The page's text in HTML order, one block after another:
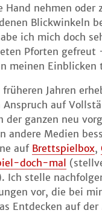
Hand neh­men oder
Blick­win­keln
ich mich doch
Pfor­ten gefreut
mei­nen Ein­bli­cken
frü­he­ren Jah­ren
Anspruch auf
der gan­zen neu
ande­re Medi­en
auf Brett­spiel­box,
doch-mal
Ich stel­le
vor, die bei
Ent­de­cken auf der